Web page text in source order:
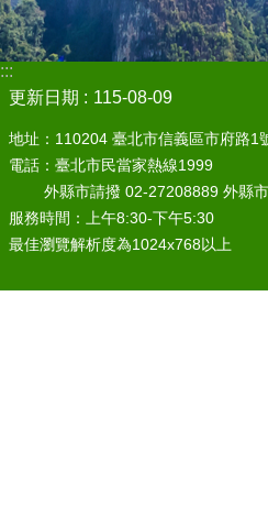
:::
更新日期
115-08-09
地址：110204 臺北市信義區市府路1
電話：臺北市民當家熱線1999
外縣市請撥 02-27208889 外縣市
服務時間：上午8:30-下午5:30
最佳瀏覽解析度為1024x768以上